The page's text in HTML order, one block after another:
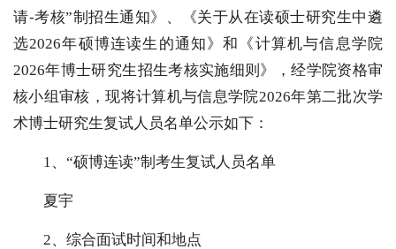
请-考核”制招生通知》、《关于从在读硕士研究生中遴
选2026年硕博连读生的通知》和《计算机与信息学院
2026年博士研究生招生考核实施细则》，经学院资格审
核小组审核，现将计算机与信息学院2026年第二批次学
术博士研究生复试人员名单公示如下：
1、“硕博连读”制考生复试人员名单
夏宇
2、综合面试时间和地点